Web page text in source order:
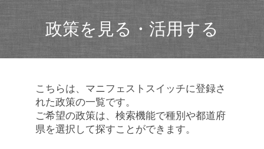
政策を見る・活用する
こちらは、マニフェストスイッチに登録さ
れた政策の一覧です。
ご希望の政策は、検索機能で種別や都道府
県を選択して探すことができます。